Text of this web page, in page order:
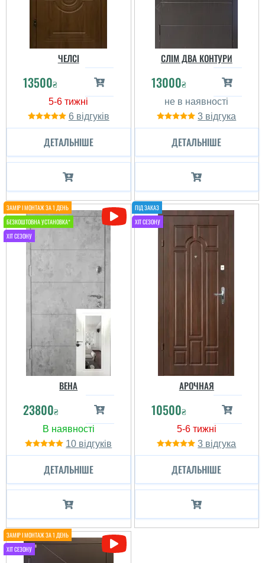
ЧЕЛСІ
13500₴
6
ДЕТАЛЬНІШЕ
СЛІМ ДВА КОНТУРИ
13000₴
3
ДЕТАЛЬНІШЕ
ВЕНА
23800₴
10
ДЕТАЛЬНІШЕ
АРОЧНАЯ
10500₴
3
ДЕТАЛЬНІШЕ